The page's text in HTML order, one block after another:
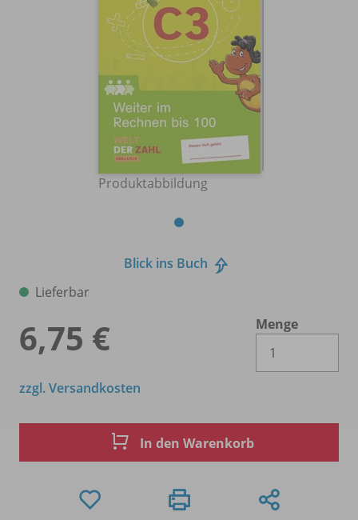
Produktabbildung
Blick ins Buch
Lieferbar
6,75 €
Menge
zzgl. Versandkosten
In den Warenkorb